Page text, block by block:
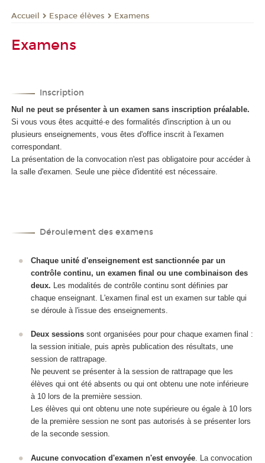
Accueil Espace élèves Examens
Examens
Inscription
Nul ne peut se présenter à un examen sans inscription préalable.
Si vous vous êtes acquitté·e des formalités d'inscription à un ou
plusieurs enseignements, vous êtes d'office inscrit à l'examen
correspondant.
La présentation de la convocation n'est pas obligatoire pour accéder à
la salle d'examen. Seule une pièce d'identité est nécessaire.
Déroulement des examens
Chaque unité d'enseignement est sanctionnée par un
contrôle continu, un examen final ou une combinaison des
deux. Les modalités de contrôle continu sont définies par
chaque enseignant. L'examen final est un examen sur table qui
se déroule à l'issue des enseignements.
Deux sessionssont organisées pour pour chaque examen final :
la session initiale, puis après publication des résultats, une
session de rattrapage.
Ne peuvent se présenter à la session de rattrapage que les
élèves qui ont été absents ou qui ont obtenu une note inférieure
à 10 lors de la première session.
Les élèves qui ont obtenu une note supérieure ou égale à 10 lors
de la première session ne sont pas autorisés à se présenter lors
de la seconde session.
Aucune convocation d'examen n'est envoyée. La convocation